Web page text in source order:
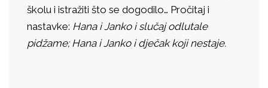
školu i istražiti što se dogodilo… Pročitaj i
nastavke: Hana i Janko i slučaj odlutale
pidžame; Hana i Janko i dječak koji nestaje.